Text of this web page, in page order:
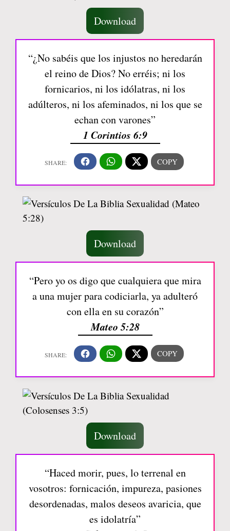
Download
“¿No sabéis que los injustos no heredarán
el reino de Dios? No erréis; ni los
fornicarios, ni los idólatras, ni los
adúlteros, ni los afeminados, ni los que se
echan con varones”
1 Corintios 6:9
Download
“Pero yo os digo que cualquiera que mira
a una mujer para codiciarla, ya adulteró
con ella en su corazón”
Mateo 5:28
Download
“Haced morir, pues, lo terrenal en
vosotros: fornicación, impureza, pasiones
desordenadas, malos deseos avaricia, que
es idolatría”